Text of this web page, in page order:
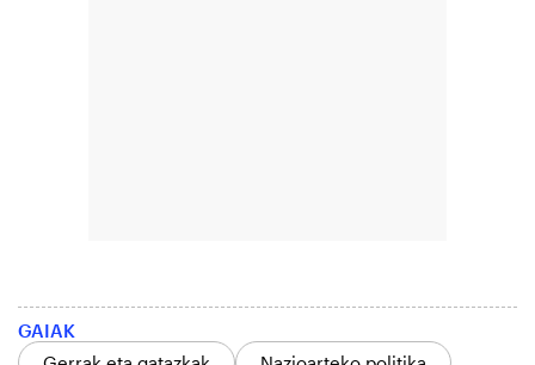
GAIAK